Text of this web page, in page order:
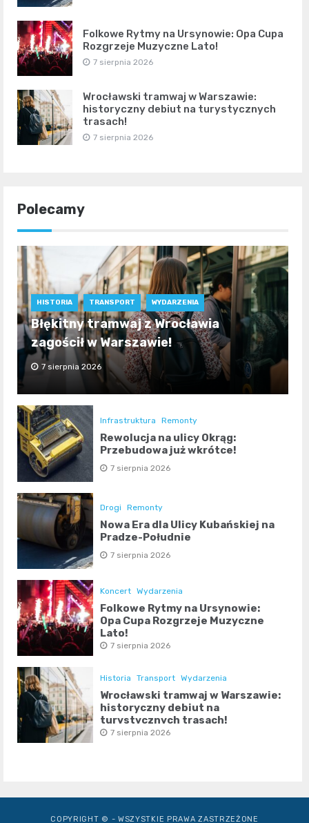
Folkowe Rytmy na Ursynowie: Opa Cupa
Rozgrzeje Muzyczne Lato!
7 sierpnia 2026
Wrocławski tramwaj w Warszawie:
historyczny debiut na turystycznych
trasach!
7 sierpnia 2026
Polecamy
HISTORIA TRANSPORT WYDARZENIA
Błękitny tramwaj z Wrocławia
zagościł w Warszawie!
7 sierpnia 2026
Infrastruktura Remonty
Rewolucja na ulicy Okrąg:
Przebudowa już wkrótce!
7 sierpnia 2026
Drogi Remonty
Nowa Era dla Ulicy Kubańskiej na
Pradze-Południe
7 sierpnia 2026
Koncert Wydarzenia
Folkowe Rytmy na Ursynowie:
Opa Cupa Rozgrzeje Muzyczne
Lato!
7 sierpnia 2026
Historia Transport Wydarzenia
Wrocławski tramwaj w Warszawie:
historyczny debiut na
turystycznych trasach!
7 sierpnia 2026
COPYRIGHT © - WSZYSTKIE PRAWA ZASTRZEŻONE